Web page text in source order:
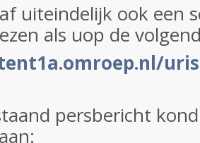
uiteindelijk ook een
als uop de
persbericht